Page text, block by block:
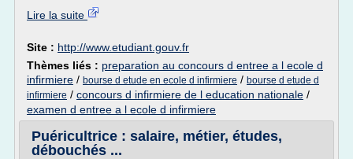
Lire la suite
Site : http://www.etudiant.gouv.fr
Thèmes liés : preparation au concours d entree a l ecole d
infirmiere / bourse d etude en ecole d infirmiere / bourse d etude d
infirmiere / concours d infirmiere de l education nationale /
examen d entree a l ecole d infirmiere
Puéricultrice : salaire, métier, études,
débouchés ...